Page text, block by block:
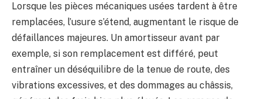
Lorsque les pièces mécaniques usées tardent à être
remplacées, l’usure s’étend, augmentant le risque de
défaillances majeures. Un amortisseur avant par
exemple, si son remplacement est différé, peut
entraîner un déséquilibre de la tenue de route, des
vibrations excessives, et des dommages au châssis,